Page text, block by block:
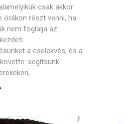
csak akkor
órákon részt venni, ha
nem foglalja az
a cselekvés, és a
segítsünk